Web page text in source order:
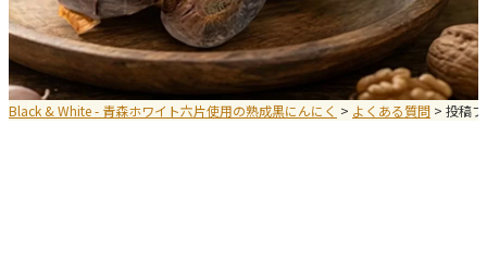
Black&Whiteとは
お知らせ
Black & White - 青森ホワイト六片使用の熟成黒にんにく > よくある質問 > 投稿